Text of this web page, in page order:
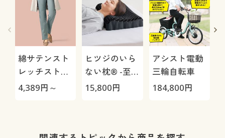
綿サテンスト
レッチストレ
ートパンツ(ヨ
4,389円～
ヒツジのいら
ない枕® -至
極-
15,800円
アシスト電動
三輪自転車
184,800円